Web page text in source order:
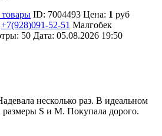
товары ID: 7004493 Цена: 1 руб
+7(928)091-52-51 Малгобек
50 Дата: 05.08.2026 19:50
несколько раз. В идеальном
S и M. Покупала дорого.